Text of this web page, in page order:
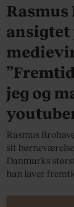
Rasmus
ansigtet
jeg og
Rasmus
sit
Danmarks
han laver